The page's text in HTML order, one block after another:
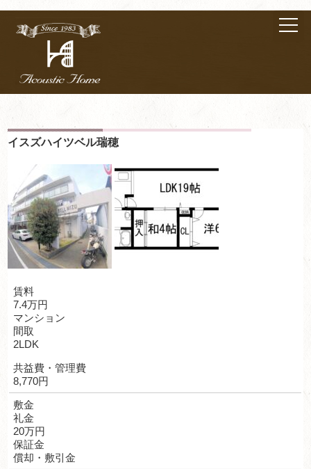
イスズハイツベル瑞穂
賃料
7.4万円
マンション
間取
2LDK
共益費・管理費
8,770円
敷金
礼金
20万円
保証金
償却・敷引金